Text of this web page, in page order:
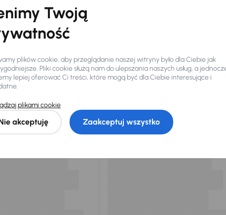
dla Ciebiedo 400 pojazdówkażdego dnia.
Twoją
plików cookie, aby przeglądanie naszej witryny było dla Ciebie jak
Pliki cookie służą nam do ulepszania naszych usług, a
lepiej oferować Ci treści, które mogą być dla Ciebie interesujące i
plikami cookie
akceptuję Zaakceptuj wszystko